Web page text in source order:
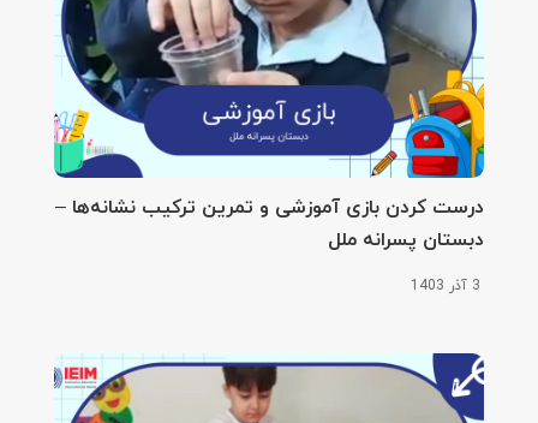
درست کردن بازی آموزشی و تمرین ترکیب نشانه‌ها –
دبستان پسرانه ملل
3 آذر 1403